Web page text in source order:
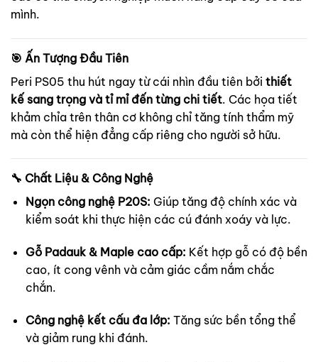
mình.
🎯 Ấn Tượng Đầu Tiên
Peri PS05 thu hút ngay từ cái nhìn đầu tiên bởi thiết
kế sang trọng và tỉ mỉ đến từng chi tiết. Các họa tiết
khảm chỉa trên thân cơ không chỉ tăng tính thẩm mỹ
mà còn thể hiện đẳng cấp riêng cho người sở hữu.
🔧 Chất Liệu & Công Nghệ
Ngọn công nghệ P20S: Giúp tăng độ chính xác và
kiểm soát khi thực hiện các cú đánh xoáy và lực.
Gỗ Padauk & Maple cao cấp: Kết hợp gỗ có độ bền
cao, ít cong vênh và cảm giác cầm nắm chắc
chắn.
Công nghệ kết cấu đa lớp: Tăng sức bền tổng thể
và giảm rung khi đánh.